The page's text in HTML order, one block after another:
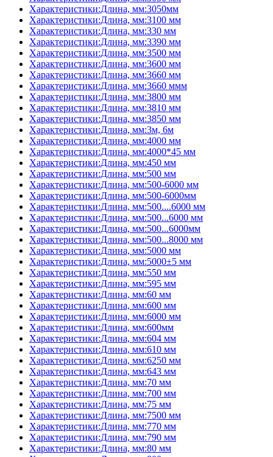
Характеристики:Длина, мм:3050мм
Характеристики:Длина, мм:3100 мм
Характеристики:Длина, мм:330 мм
Характеристики:Длина, мм:3390 мм
Характеристики:Длина, мм:3500 мм
Характеристики:Длина, мм:3600 мм
Характеристики:Длина, мм:3660 мм
Характеристики:Длина, мм:3660 ммм
Характеристики:Длина, мм:3800 мм
Характеристики:Длина, мм:3810 мм
Характеристики:Длина, мм:3850 мм
Характеристики:Длина, мм:3м, 6м
Характеристики:Длина, мм:4000 мм
Характеристики:Длина, мм:4000*45 мм
Характеристики:Длина, мм:450 мм
Характеристики:Длина, мм:500 мм
Характеристики:Длина, мм:500-6000 мм
Характеристики:Длина, мм:500-6000мм
Характеристики:Длина, мм:500....6000 мм
Характеристики:Длина, мм:500...6000 мм
Характеристики:Длина, мм:500...6000мм
Характеристики:Длина, мм:500...8000 мм
Характеристики:Длина, мм:5000 мм
Характеристики:Длина, мм:5000±5 мм
Характеристики:Длина, мм:550 мм
Характеристики:Длина, мм:595 мм
Характеристики:Длина, мм:60 мм
Характеристики:Длина, мм:600 мм
Характеристики:Длина, мм:6000 мм
Характеристики:Длина, мм:600мм
Характеристики:Длина, мм:604 мм
Характеристики:Длина, мм:610 мм
Характеристики:Длина, мм:6250 мм
Характеристики:Длина, мм:643 мм
Характеристики:Длина, мм:70 мм
Характеристики:Длина, мм:700 мм
Характеристики:Длина, мм:75 мм
Характеристики:Длина, мм:7500 мм
Характеристики:Длина, мм:770 мм
Характеристики:Длина, мм:790 мм
Характеристики:Длина, мм:80 мм